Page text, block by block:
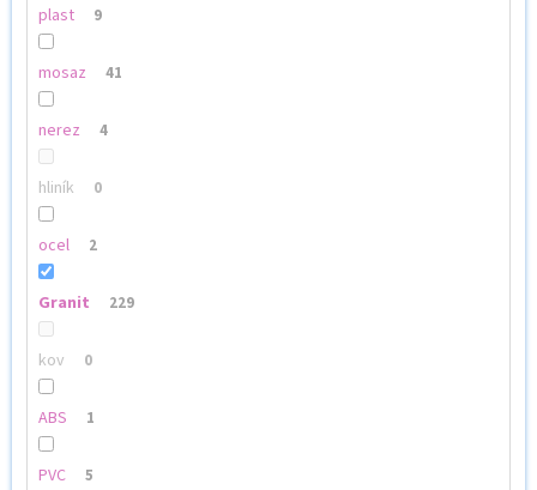
plast 9
mosaz 41
nerez 4
hliník 0
ocel 2
Granit 229
kov 0
ABS 1
PVC 5